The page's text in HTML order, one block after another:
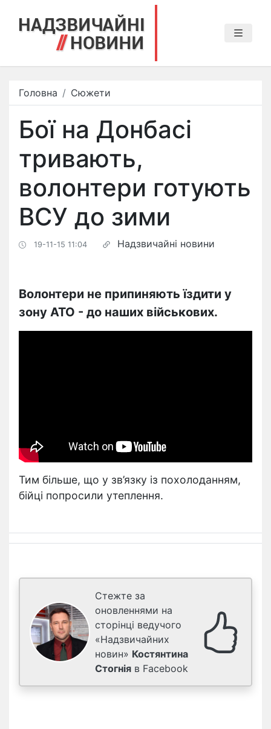
Головна Сюжети
Бої на Донбасі
тривають,
волонтери готують
ВСУ до зими
19-11-15 11:04 Надзвичайні новини
Волонтери не припиняють їздити у
зону АТО - до наших військових.
Тим більше, що у зв’язку із похолоданням,
бійці попросили утеплення.
Стежте за
оновленнями на
сторінці ведучого
«Надзвичайних
новин» Костянтина
Стогнія в Facebook